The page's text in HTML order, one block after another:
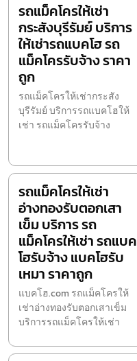
รถแม็คโครให้เช่า
กระสังบุรีรัมย์ บริการ
ให้เช่ารถแบคโฮ รถ
แม็คโครรับจ้าง ราคา
ถูก
รถแม็คโครให้เช่ากระสัง
บุรีรัมย์ บริการรถแบคโฮให้
เช่า รถแม็คโครรับจ้าง
รถแม็คโครให้เช่า
อ่างทองรับตอกเสา
เข็ม บริการ รถ
แม็คโครให้เช่า รถแบค
โฮรับจ้าง แบคโฮรับ
เหมา ราคาถูก
แบคโฮ.com รถแม็คโครให้
เช่าอ่างทองรับตอกเสาเข็ม
บริการรถแม็คโครให้เช่า